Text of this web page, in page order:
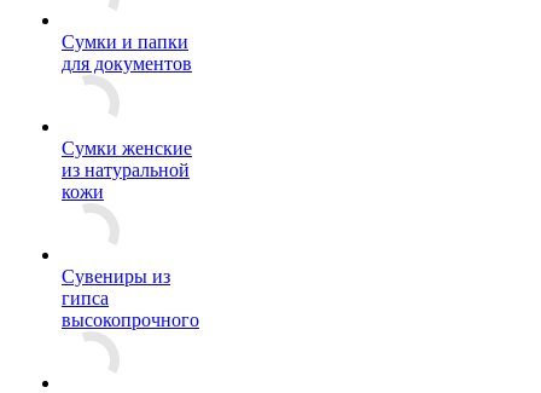
Сумки и папки
для документов
Сумки женские
из натуральной
кожи
Сувениры из
гипса
высокопрочного